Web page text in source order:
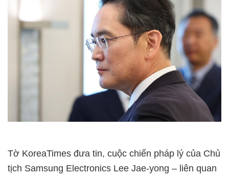
Tờ KoreaTimes đưa tin, cuộc chiến pháp lý của Chủ
tịch Samsung Electronics Lee Jae-yong – liên quan